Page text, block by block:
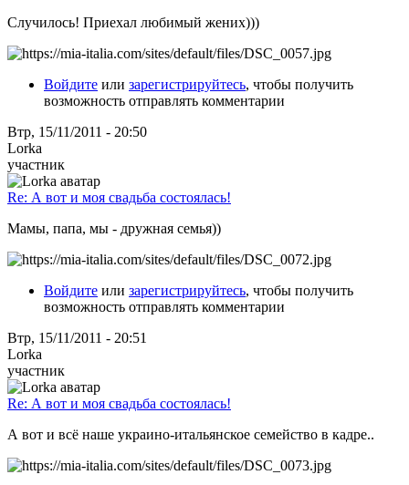
Случилось! Приехал любимый жених)))
Войдите или зарегистрируйтесь, чтобы получить
возможность отправлять комментарии
Втр, 15/11/2011 - 20:50
Lorka
участник
Re: А вот и моя свадьба состоялась!
Мамы, папа, мы - дружная семья))
Войдите или зарегистрируйтесь, чтобы получить
возможность отправлять комментарии
Втр, 15/11/2011 - 20:51
Lorka
участник
Re: А вот и моя свадьба состоялась!
А вот и всё наше украино-итальянское семейство в кадре..